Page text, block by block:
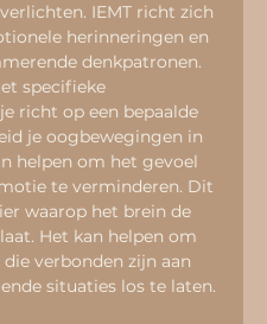
IEMT richt zich
herinneringen en
denkpatronen.
specifieke
richt op een bepaalde
je oogbewegingen in
helpen om het gevoel
te verminderen. Dit
waarop het brein de
Het kan helpen om
verbonden zijn aan
situaties los te laten.